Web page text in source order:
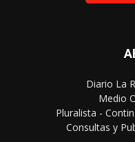
Diario La
Medio
Pluralista -
Consultas y